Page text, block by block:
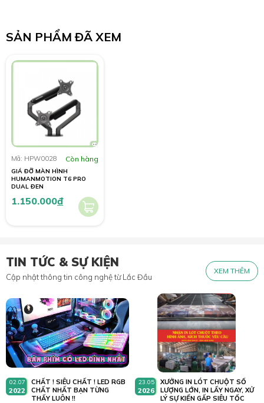
HyperLift+ 2.0
Lò xo cao cấp đã qua thử nghiệm cơ học 25.000 lần
Linh hoạt di chuyển
Cấu trúc 3 khớp nối chuyển động linh hoạt , mượt mà giúp
người dùng tùy chỉnh vị trí màn hình phù hợp với tầm nhìn và tư
thế làm việc.
SẢN PHẨM ĐÃ XEM
Mã: HPW0028 Còn hàng
GIÁ ĐỠ MÀN HÌNH
HUMANMOTION T6 PRO
DUAL ĐEN
1.150.000đ
TIN TỨC & SỰ KIỆN
Cập nhật thông tin công nghệ từ Lắc Đầu
XEM THÊM
02.07
2022
CHẤT ! SIÊU CHẤT ! LED RGB
CHẤT NHẤT BẠN TỪNG
THẤY LUÔN !!
23.05
2026
XƯỞNG IN LÓT CHUỘT SỐ
LƯỢNG LỚN, IN LẤY NGAY, XỬ
LÝ SỰ KIẾN GẤP SIÊU TỐC